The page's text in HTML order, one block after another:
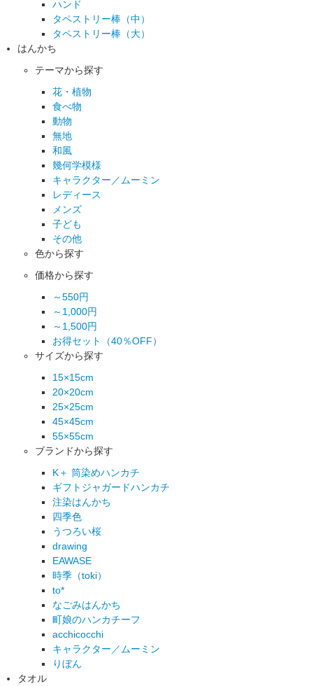
ハンド
タペストリー棒（中）
タペストリー棒（大）
はんかち
テーマから探す
花・植物
食べ物
動物
無地
和風
幾何学模様
キャラクター／ムーミン
レディース
メンズ
子ども
その他
色から探す
価格から探す
～550円
～1,000円
～1,500円
お得セット（40％OFF）
サイズから探す
15×15cm
20×20cm
25×25cm
45×45cm
55×55cm
ブランドから探す
K＋ 筒染めハンカチ
ギフトジャガードハンカチ
注染はんかち
四季色
うつろい桜
drawing
EAWASE
時季（toki）
to*
なごみはんかち
町娘のハンカチーフ
acchicocchi
キャラクター／ムーミン
りぼん
タオル